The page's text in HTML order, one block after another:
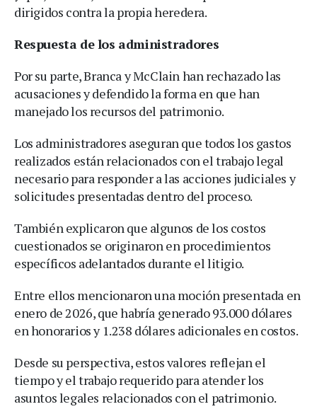
dirigidos contra la propia heredera.
Respuesta de los administradores
Por su parte, Branca y McClain han rechazado las
acusaciones y defendido la forma en que han
manejado los recursos del patrimonio.
Los administradores aseguran que todos los gastos
realizados están relacionados con el trabajo legal
necesario para responder a las acciones judiciales y
solicitudes presentadas dentro del proceso.
También explicaron que algunos de los costos
cuestionados se originaron en procedimientos
específicos adelantados durante el litigio.
Entre ellos mencionaron una moción presentada en
enero de 2026, que habría generado 93.000 dólares
en honorarios y 1.238 dólares adicionales en costos.
Desde su perspectiva, estos valores reflejan el
tiempo y el trabajo requerido para atender los
asuntos legales relacionados con el patrimonio.